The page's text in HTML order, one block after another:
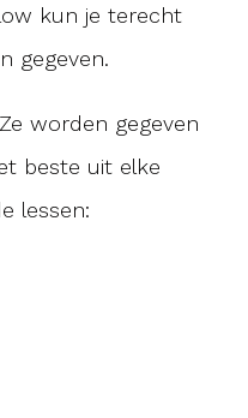
kun je terecht
gegeven.
worden gegeven
beste uit elke
lessen: